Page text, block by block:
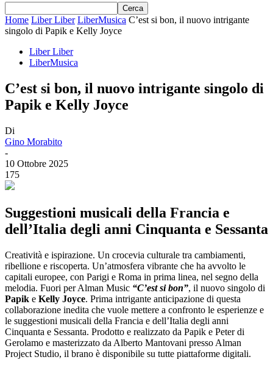
Home Liber Liber LiberMusica C’est si bon, il nuovo intrigante
singolo di Papik e Kelly Joyce
Liber Liber
LiberMusica
C’est si bon, il nuovo intrigante singolo di
Papik e Kelly Joyce
Di
Gino Morabito
-
10 Ottobre 2025
175
Suggestioni musicali della Francia e
dell’Italia degli anni Cinquanta e Sessanta
Creatività e ispirazione. Un crocevia culturale tra cambiamenti,
ribellione e riscoperta. Un’atmosfera vibrante che ha avvolto le
capitali europee, con Parigi e Roma in prima linea, nel segno della
melodia. Fuori per Alman Music “C’est si bon”, il nuovo singolo di
Papik e Kelly Joyce. Prima intrigante anticipazione di questa
collaborazione inedita che vuole mettere a confronto le esperienze e
le suggestioni musicali della Francia e dell’Italia degli anni
Cinquanta e Sessanta. Prodotto e realizzato da Papik e Peter di
Gerolamo e masterizzato da Alberto Mantovani presso Alman
Project Studio, il brano è disponibile su tutte piattaforme digitali.